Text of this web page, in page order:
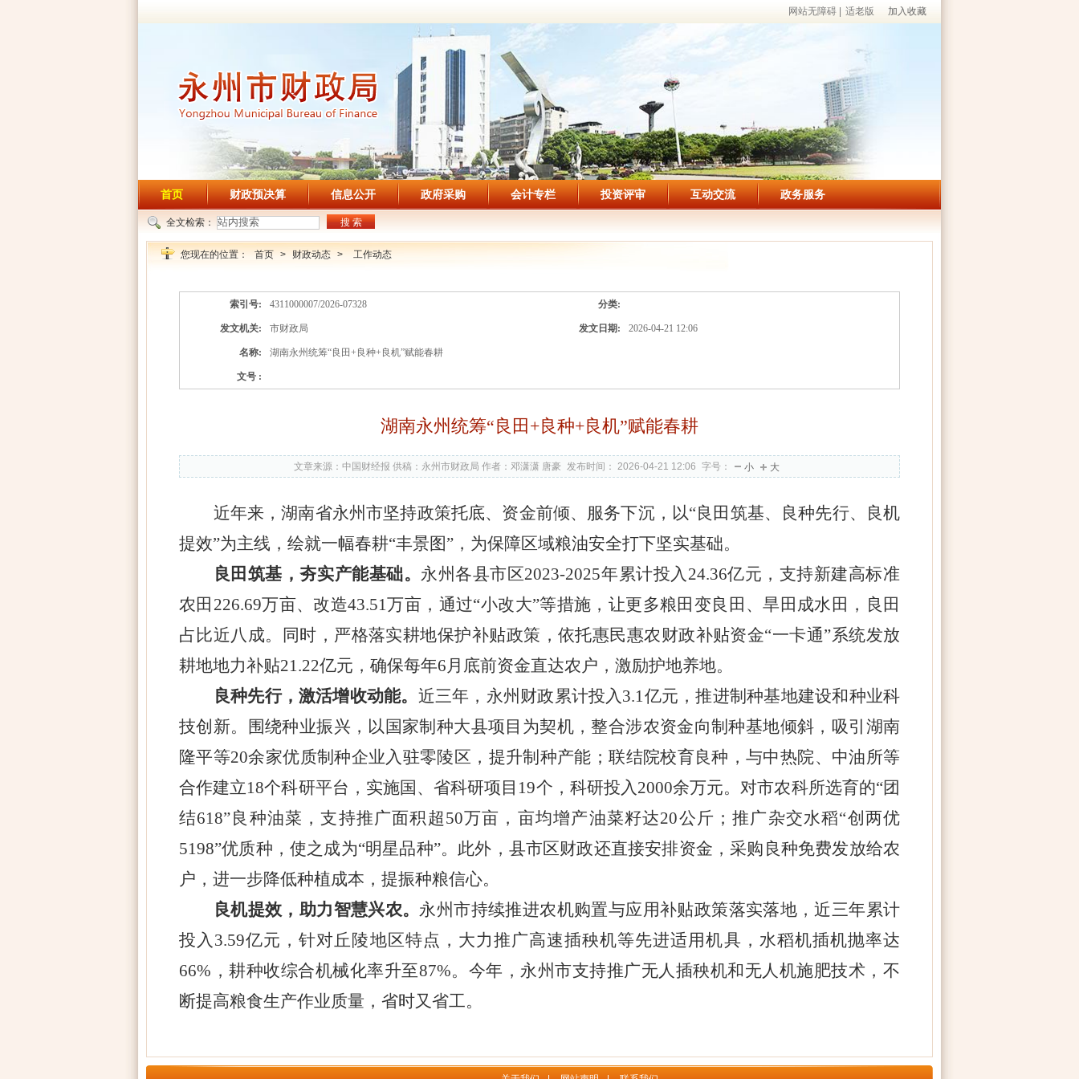
加入收藏
网站无障碍 适老版
首页 财政预决算 信息公开 政府采购 会计专栏 投资评审 互动交流 政务服务
搜 索
全文检索：
您现在的位置： 首页 > 财政动态 > 工作动态
索引号: 4311000007/2026-07328 分类:
发文机关: 市财政局 发文日期: 2026-04-21 12:06
名称: 湖南永州统筹“良田+良种+良机”赋能春耕
文号 :
湖南永州统筹“良田+良种+良机”赋能春耕
文章来源：中国财经报 供稿：永州市财政局 作者：邓潇潇 唐豪 发布时间： 2026-04-21 12:06 字号： 小 大
近年来，湖南省永州市坚持政策托底、资金前倾、服务下沉，以“良田筑基、良种先行、良机
提效”为主线，绘就一幅春耕“丰景图”，为保障区域粮油安全打下坚实基础。
良田筑基，夯实产能基础。 永州各县市区2023-2025年累计投入24.36亿元，支持新建高标准
农田226.69万亩、改造43.51万亩，通过“小改大”等措施，让更多粮田变良田、旱田成水田，良田
占比近八成。同时，严格落实耕地保护补贴政策，依托惠民惠农财政补贴资金“一卡通”系统发放
耕地地力补贴21.22亿元，确保每年6月底前资金直达农户，激励护地养地。
良种先行，激活增收动能。 近三年，永州财政累计投入3.1亿元，推进制种基地建设和种业科
技创新。围绕种业振兴，以国家制种大县项目为契机，整合涉农资金向制种基地倾斜，吸引湖南
隆平等20余家优质制种企业入驻零陵区，提升制种产能；联结院校育良种，与中热院、中油所等
合作建立18个科研平台，实施国、省科研项目19个，科研投入2000余万元。对市农科所选育的“团
结618”良种油菜，支持推广面积超50万亩，亩均增产油菜籽达20公斤；推广杂交水稻“创两优
5198”优质种，使之成为“明星品种”。此外，县市区财政还直接安排资金，采购良种免费发放给农
户，进一步降低种植成本，提振种粮信心。
良机提效，助力智慧兴农。 永州市持续推进农机购置与应用补贴政策落实落地，近三年累计
投入3.59亿元，针对丘陵地区特点，大力推广高速插秧机等先进适用机具，水稻机插机抛率达
66%，耕种收综合机械化率升至87%。今年，永州市支持推广无人插秧机和无人机施肥技术，不
断提高粮食生产作业质量，省时又省工。